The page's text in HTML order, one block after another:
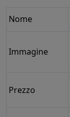
Nome
Immagine
Prezzo